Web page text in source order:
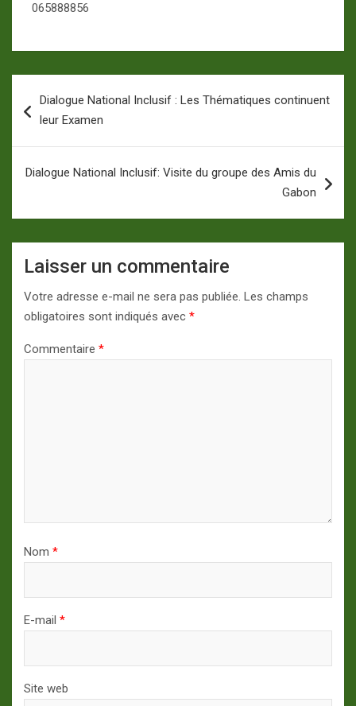
065888856
de
Dialogue National Inclusif : Les Thématiques continuent
leur Examen
Dialogue National Inclusif: Visite du groupe des Amis du
Gabon
Laisser un commentaire
Votre adresse e-mail ne sera pas publiée. Les champs
obligatoires sont indiqués avec *
Commentaire *
Nom *
E-mail *
Site web